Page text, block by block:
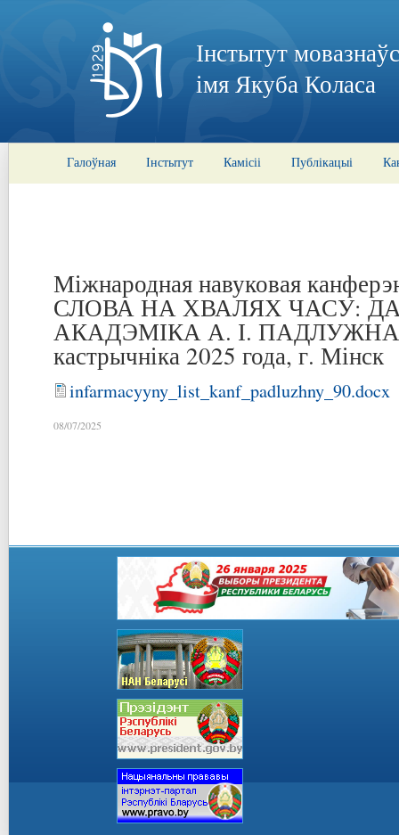
Інстытут
імя Якуба Коласа
Галоўная Інстытут Камісіі Публікацыі
Міжнародная навуковая
СЛОВА НА ХВАЛЯХ ЧАСУ: ДА
АКАДЭМІКА А. І.
кастрычніка 2025 года, г. Мінск
infarmacyyny_list_kanf_padluzhny_90.docx
08/07/2025